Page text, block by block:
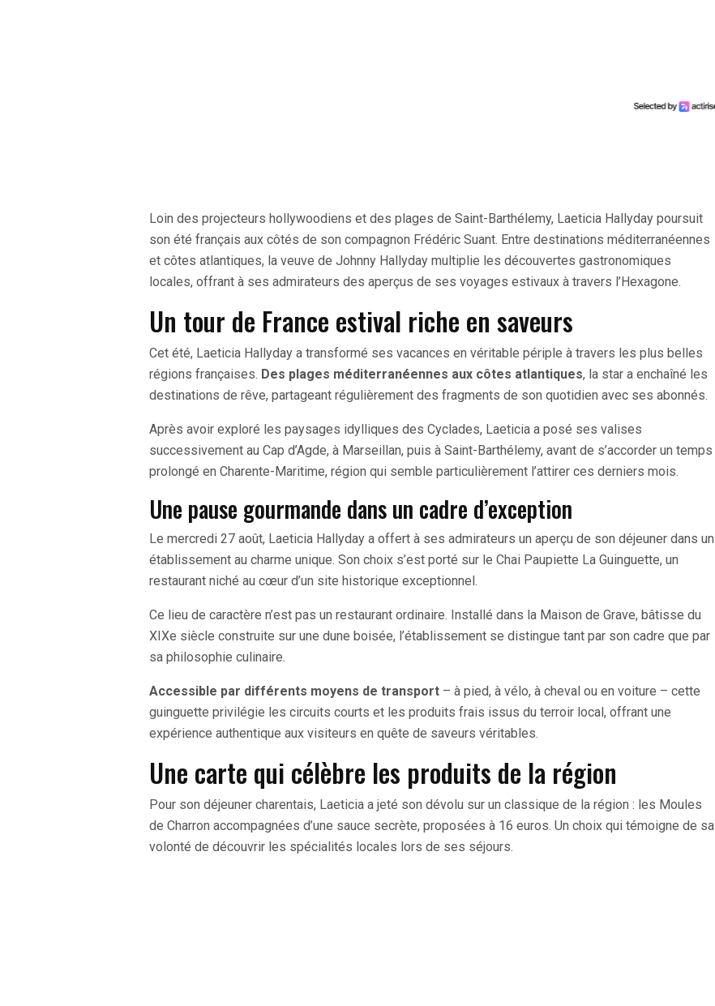
Loin des projecteurs hollywoodiens et des plages de Saint-Barthélemy, Laeticia Hallyday poursuit
son été français aux côtés de son compagnon Frédéric Suant. Entre destinations méditerranéennes
et côtes atlantiques, la veuve de Johnny Hallyday multiplie les découvertes gastronomiques
locales, offrant à ses admirateurs des aperçus de ses voyages estivaux à travers l’Hexagone.
Un tour de France estival riche en saveurs
Cet été, Laeticia Hallyday a transformé ses vacances en véritable périple à travers les plus belles
régions françaises. Des plages méditerranéennes aux côtes atlantiques, la star a enchaîné les
destinations de rêve, partageant régulièrement des fragments de son quotidien avec ses abonnés.
Après avoir exploré les paysages idylliques des Cyclades, Laeticia a posé ses valises
successivement au Cap d’Agde, à Marseillan, puis à Saint-Barthélemy, avant de s’accorder un temps
prolongé en Charente-Maritime, région qui semble particulièrement l’attirer ces derniers mois.
Une pause gourmande dans un cadre d’exception
Le mercredi 27 août, Laeticia Hallyday a offert à ses admirateurs un aperçu de son déjeuner dans un
établissement au charme unique. Son choix s’est porté sur le Chai Paupiette La Guinguette, un
restaurant niché au cœur d’un site historique exceptionnel.
Ce lieu de caractère n’est pas un restaurant ordinaire. Installé dans la Maison de Grave, bâtisse du
XIXe siècle construite sur une dune boisée, l’établissement se distingue tant par son cadre que par
sa philosophie culinaire.
Accessible par différents moyens de transport – à pied, à vélo, à cheval ou en voiture – cette
guinguette privilégie les circuits courts et les produits frais issus du terroir local, offrant une
expérience authentique aux visiteurs en quête de saveurs véritables.
Une carte qui célèbre les produits de la région
Pour son déjeuner charentais, Laeticia a jeté son dévolu sur un classique de la région : les Moules
de Charron accompagnées d’une sauce secrète, proposées à 16 euros. Un choix qui témoigne de sa
volonté de découvrir les spécialités locales lors de ses séjours.